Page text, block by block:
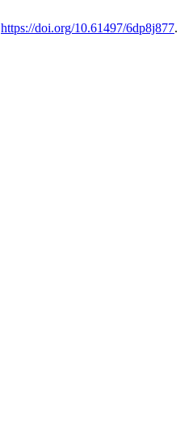
https://doi.org/10.61497/6dp8j877.